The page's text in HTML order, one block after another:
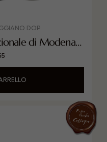
DOP
di Modena
in Rovere
DOP